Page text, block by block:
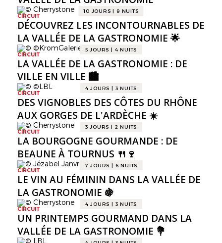
10 JOURS | 9 NUITS
CIRCUIT
DÉCOUVREZ LES INCONTOURNABLES DE
LA VALLÉE DE LA GASTRONOMIE 🌟
5 JOURS | 4 NUITS
CIRCUIT
LA VALLÉE DE LA GASTRONOMIE : DE
VILLE EN VILLE 🏙️
4 JOURS | 3 NUITS
CIRCUIT
DES VIGNOBLES DES CÔTES DU RHÔNE
AUX GORGES DE L'ARDÈCHE ☀️
3 JOURS | 2 NUITS
CIRCUIT
LA BOURGOGNE GOURMANDE : DE
BEAUNE À TOURNUS 🍴🍷
7 JOURS | 6 NUITS
CIRCUIT
LE VIN AU FÉMININ DANS LA VALLÉE DE
LA GASTRONOMIE 🍇
4 JOURS | 3 NUITS
CIRCUIT
UN PRINTEMPS GOURMAND DANS LA
VALLÉE DE LA GASTRONOMIE 💐